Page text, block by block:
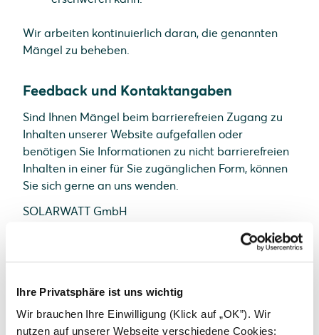
Ihre Privatsphäre ist uns wichtig
Wir brauchen Ihre Einwilligung (Klick auf „OK”). Wir
nutzen auf unserer Webseite verschiedene Cookies:
Wir arbeiten kontinuierlich daran, die genannten
Mängel zu beheben.
Feedback und Kontaktangaben
Sind Ihnen Mängel beim barrierefreien Zugang zu
Inhalten unserer Website aufgefallen oder
benötigen Sie Informationen zu nicht barrierefreien
Inhalten in einer für Sie zugänglichen Form, können
Sie sich gerne an uns wenden.
SOLARWATT GmbH
01109 Dresden
E-Mail:info@solarwatt.com
Telefon:+49-351-8895-0